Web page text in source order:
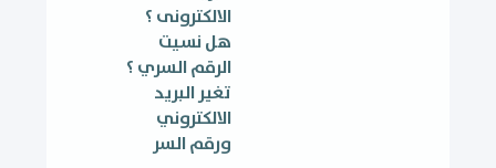
الالكترونى ؟
هل نسيت
الرقم السري ؟
تغير البريد
الالكتروني
ورقم السر